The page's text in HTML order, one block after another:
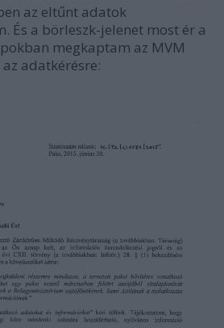
az eltűnt adatok
És a börleszk-jelenet most ér a
megkaptam az MVM
adatkérésre: